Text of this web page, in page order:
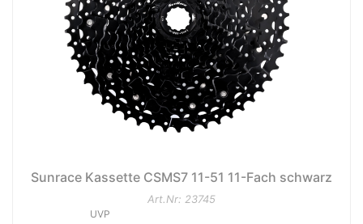
Sunrace Kassette CSMS7 11-51 11-Fach schwarz
Art.Nr: 23745
UVP